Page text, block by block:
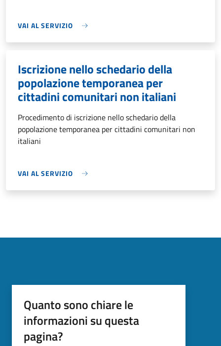
VAI AL SERVIZIO
Iscrizione nello schedario della
popolazione temporanea per
cittadini comunitari non italiani
Procedimento di iscrizione nello schedario della
popolazione temporanea per cittadini comunitari non
italiani
VAI AL SERVIZIO
Quanto sono chiare le
informazioni su questa
pagina?